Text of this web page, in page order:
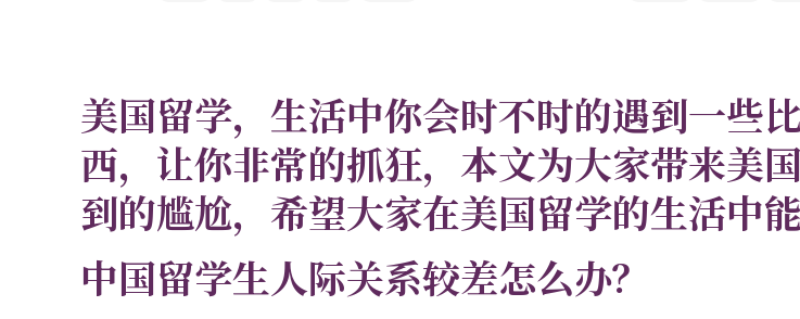
美国留学，生活中你会时不时的遇到一些
西，让你非常的抓狂，本文为大家带来美
到的尴尬，希望大家在美国留学的生活中能
中国留学生人际关系较差怎么办？